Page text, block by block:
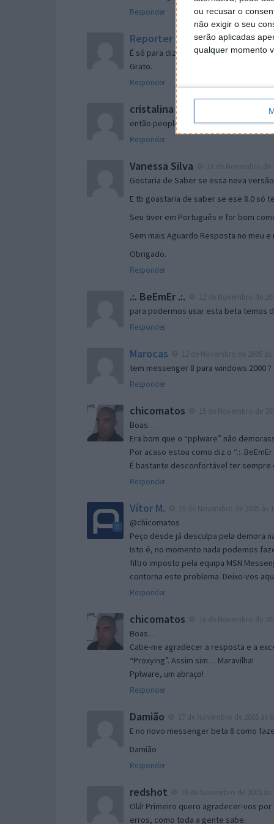
ou recusar o
não exigir o seu
serão aplicadas
qualquer momento
Responder
Reporter 7 de Novembro de 2005 às
É só para dizer que ainda não me
Grato.
Responder
cristalina 11 de Novembro de 2005
então people
Responder
Vanessa Silva
Gostaria de Saber se essa nova
E tb goastaria de saber se ese 8.0 só
Seu tiver em Português e for bom
Sem mais Aguardo Resposta no meu e
Obrigado.
Responder
.:. BeEmEr .:.
para podermos usar esta beta temos
Responder
Marocas
tem messenger 8 para windows 2000
Responder
chicomatos
Boas…
Era bom que o “pplware” não
Por acaso estou como diz o “.:.
É bastante desconfortável ter sempre
Responder
Vítor M.
@chicomatos
Peço desde já desculpa pela demora
Isto é, no momento nada podemos
filtro imposto pela equipa MSN
contorna este problema. Deixo-vos
Responder
chicomatos
Boas…
Cabe-me agradecer a resposta e a
“Proxying”. Assim sim… Maravilha!
Pplware, um abraço!
Responder
Damião
E no novo messenger beta 8 como
Damião
Responder
redshot
Olá! Primeiro quero agradecer-vos
erros, como toda a gente sabe.